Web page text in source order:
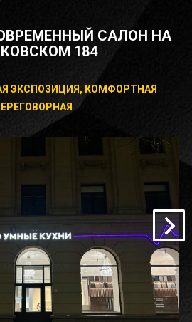
САЛОН НА
184
ЭКСПОЗИЦИЯ, КОМФОРТНАЯ